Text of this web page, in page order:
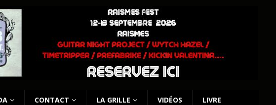
CONTACT LA GRILLE VIDÉOS LIVRE